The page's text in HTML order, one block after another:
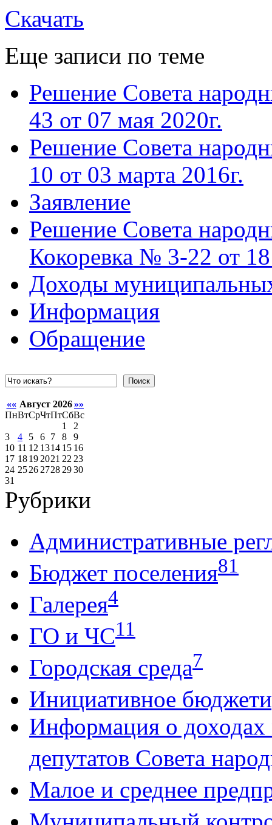
Скачать
Еще записи по теме
Решение Совета
43 от 07 мая 2020г.
Решение Совета
10 от 03 марта 2016г.
Заявление
Решение Совета
Кокоревка № 3-22 от
Доходы
Информация
Обращение
Поиск
«« Август 2026 »»
ПнВтСрЧтПтСбВс
1
2
3
4 5 6 7 8
9
10 11 12 1314 15 16
17 1819 2021 22 23
24 2526 2728 2930
31
Рубрики
Административные
Бюджет поселения81
Галерея4
ГО и ЧС11
Городская среда7
Инициативное
Информация о
депутатов Совета
Малое и среднее